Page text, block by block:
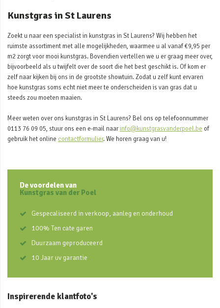
Kunstgras in St Laurens
Zoekt u naar een specialist in kunstgras in St Laurens? Wij hebben het
ruimste assortiment met alle mogelijkheden, waarmee u al vanaf €9,95 per
m2 zorgt voor mooi kunstgras. Bovendien vertellen we u er graag meer over,
bijvoorbeeld als u twijfelt over de soort die het best geschikt is. Of kom er
zelf naar kijken bij ons in de grootste showtuin. Zodat u zelf kunt ervaren
hoe kunstgras soms echt niet meer te onderscheiden is van gras dat u
steeds zou moeten maaien.
Meer weten over ons kunstgras in St Laurens? Bel ons op telefoonnummer
0113 76 09 05, stuur ons een e-mail naarinfo@kunstgrasvanderpoel.be of
gebruik het online contactformulier. We horen graag van u!
De voordelen van
Kunstgras van der Poel
Gespecaliseerd in verkoop, aanleg en onderhoud
100% Ten cate garen
Duurzaam geproduceerd
10 Jaar uv garantie
Inspirerende klantfoto's